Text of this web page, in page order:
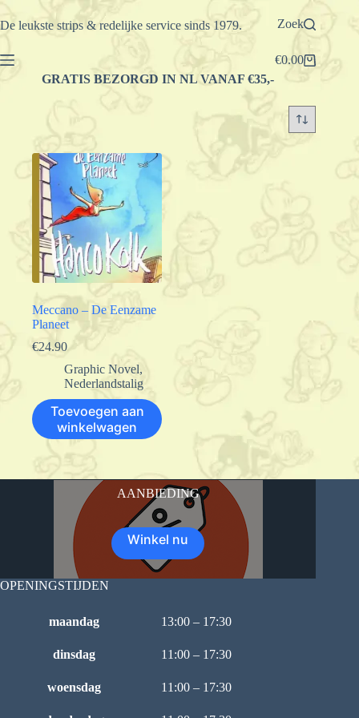
Ga
naar
De leukste strips & redelijke service sinds 1979. Zoek
Winkelwagen
€0.00
GRATIS BEZORGD IN NL VANAF €35,-
Meccano – De Eenzame
Planeet
€24.90
Graphic Novel,
Nederlandstalig
Toevoegen aan
winkelwagen
AANBIEDING
Winkel nu
OPENINGSTIJDEN
maandag 13:00 – 17:30
dinsdag 11:00 – 17:30
woensdag 11:00 – 17:30